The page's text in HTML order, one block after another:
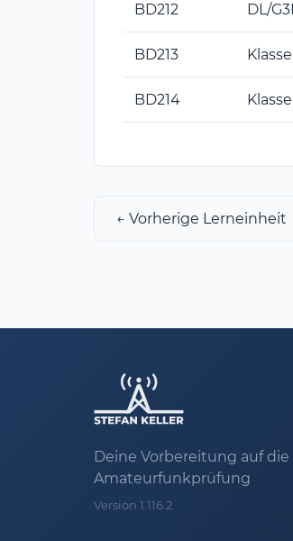
BD212 DL/
BD213
BD214
← Vorherige Lerneinheit
Deine Vorbereitung auf die
Amateurfunkprüfung
Version 1.116.2